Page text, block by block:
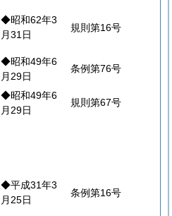
◆昭和62年3
月31日
規則第16号
◆昭和49年6
月29日
条例第76号
◆昭和49年6
月29日
規則第67号
◆平成31年3
月25日
条例第16号